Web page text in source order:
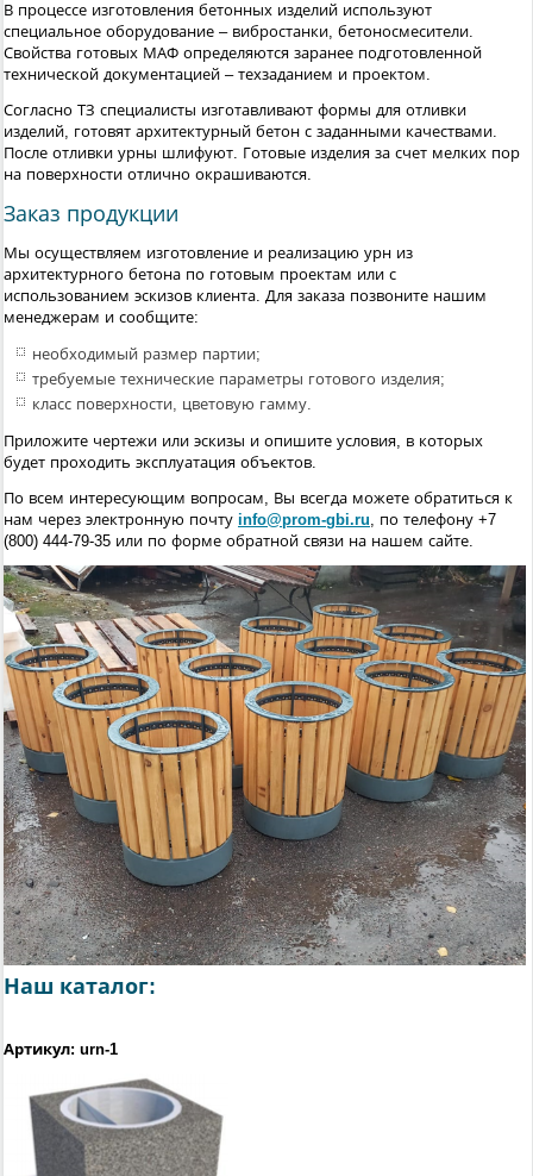
В процессе изготовления бетонных изделий используют
специальное оборудование – вибростанки, бетоносмесители.
Свойства готовых МАФ определяются заранее подготовленной
технической документацией – техзаданием и проектом.
Согласно ТЗ специалисты изготавливают формы для отливки
изделий, готовят архитектурный бетон с заданными качествами.
После отливки урны шлифуют. Готовые изделия за счет мелких пор
на поверхности отлично окрашиваются.
Заказ продукции
Мы осуществляем изготовление и реализацию урн из
архитектурного бетона по готовым проектам или с
использованием эскизов клиента. Для заказа позвоните нашим
менеджерам и сообщите:
необходимый размер партии;
требуемые технические параметры готового изделия;
класс поверхности, цветовую гамму.
Приложите чертежи или эскизы и опишите условия, в которых
будет проходить эксплуатация объектов.
По всем интересующим вопросам, Вы всегда можете обратиться к
нам через электронную почту info@prom-gbi.ru, по телефону +7
(800) 444-79-35 или по форме обратной связи на нашем сайте.
Наш каталог:
Артикул: urn-1